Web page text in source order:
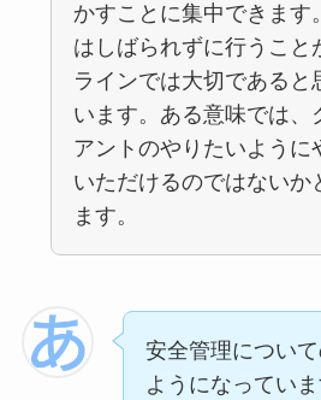
かすことに集中できます
はしばられずに行うこと
ラインでは大切であると
います。ある意味では、
アントのやりたいように
いただけるのではないか
ます。
安全管理につい
ようになっていま